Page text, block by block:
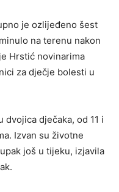
je ozlijeđeno šest
na terenu nakon
Hrstić novinarima
za dječje bolesti u
dječaka, od 11 i
Izvan su životne
još u tijeku, izjavila